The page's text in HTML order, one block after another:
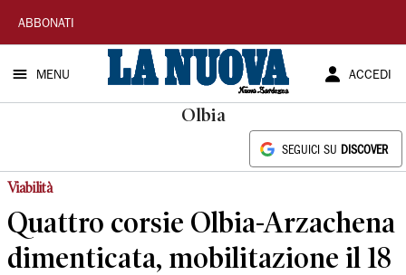
La
Nuova
Sardegna
ABBONATI
MENU ACCEDI
Olbia
SEGUICI SU DISCOVER
Viabilità
Quattro corsie Olbia-Arzachena
dimenticata, mobilitazione il 18